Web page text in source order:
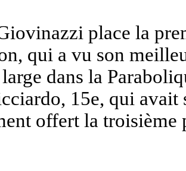
place la
qui a vu son
dans la
15e, qui
offert la troisième